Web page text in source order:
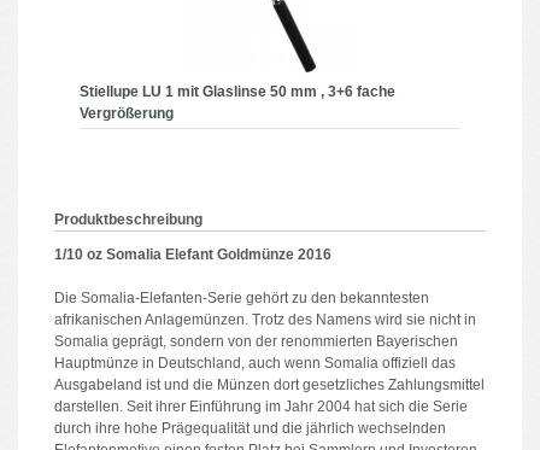
Stiellupe LU 1 mit Glaslinse 50 mm , 3+6 fache
Vergrößerung
Produktbeschreibung
1/10 oz Somalia Elefant Goldmünze 2016
Die Somalia-Elefanten-Serie gehört zu den bekanntesten
afrikanischen Anlagemünzen. Trotz des Namens wird sie nicht in
Somalia geprägt, sondern von der renommierten Bayerischen
Hauptmünze in Deutschland, auch wenn Somalia offiziell das
Ausgabeland ist und die Münzen dort gesetzliches Zahlungsmittel
darstellen. Seit ihrer Einführung im Jahr 2004 hat sich die Serie
durch ihre hohe Prägequalität und die jährlich wechselnden